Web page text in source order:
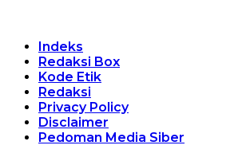
Indeks
Redaksi Box
Kode Etik
Redaksi
Privacy Policy
Disclaimer
Pedoman Media Siber